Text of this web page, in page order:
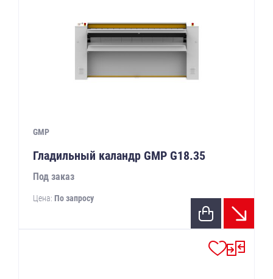
GMP
Гладильный каландр GMP G18.35
Под заказ
Цена: По запросу